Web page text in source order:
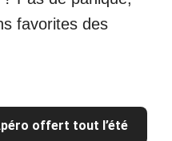
favorites des
offert tout l’été